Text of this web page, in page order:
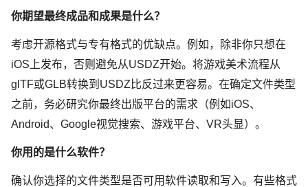
你期望最终成品和成果是什么？
考虑开源格式与专有格式的优缺点。例如，除非你只想在
iOS上发布，否则避免从USDZ开始。将游戏美术流程从
glTF或GLB转换到USDZ比反过来更容易。在确定文件类型
之前，务必研究你最终出版平台的需求（例如iOS、
Android、Google视觉搜索、游戏平台、VR头显）。
你用的是什么软件？
确认你选择的文件类型是否可用软件读取和写入。有些格式